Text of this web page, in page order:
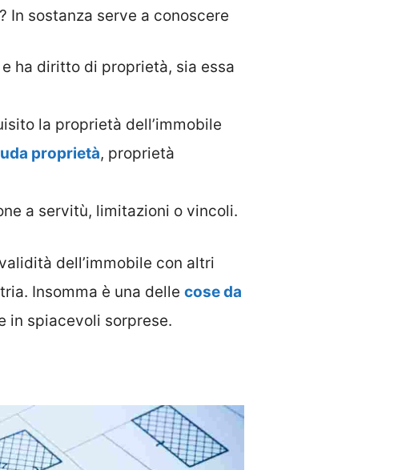
? In sostanza serve a conoscere
ha diritto di proprietà, sia essa
la proprietà dell’immobile
proprietà, proprietà
a servitù, limitazioni o vincoli.
dell’immobile con altri
Insomma è una delle cose da
in spiacevoli sorprese.